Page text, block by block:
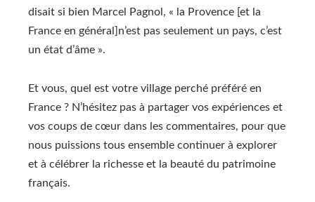
disait si bien Marcel Pagnol, « la Provence [et la
France en général]n’est pas seulement un pays, c’est
un état d’âme ».
Et vous, quel est votre village perché préféré en
France ? N’hésitez pas à partager vos expériences et
vos coups de cœur dans les commentaires, pour que
nous puissions tous ensemble continuer à explorer
et à célébrer la richesse et la beauté du patrimoine
français.